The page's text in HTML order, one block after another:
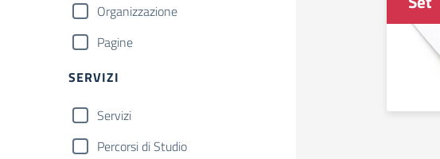
Organizzazione
Pagine
SERVIZI
Servizi
Percorsi di Studio